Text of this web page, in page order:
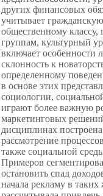
других финансовых
учитывает
общественному
группам, культурный
включает особенности
склонность к
определенному
в основе этих
социологии,
играют более важную
маркетинговых
дисциплинах
рассмотрение
также социальной
Примеров
остановить спад
начала рекламу в